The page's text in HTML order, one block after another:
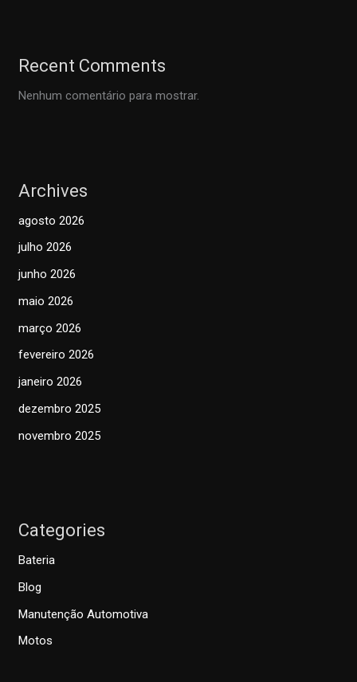
Recent Comments
Nenhum comentário para mostrar.
Archives
agosto 2026
julho 2026
junho 2026
maio 2026
março 2026
fevereiro 2026
janeiro 2026
dezembro 2025
novembro 2025
Categories
Bateria
Blog
Manutenção Automotiva
Motos